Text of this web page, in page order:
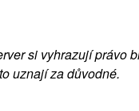
si vyhrazují právo
uznají za důvodné.